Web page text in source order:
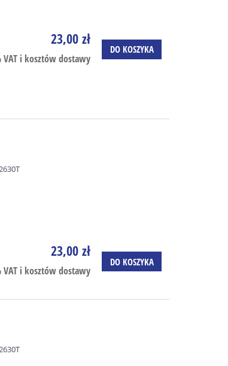
23,00 zł
VAT i kosztów dostawy
DO KOSZYKA
23,00 zł
VAT i kosztów dostawy
DO KOSZYKA